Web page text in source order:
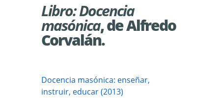
Libro: Docencia
masónica, de Alfredo
Corvalán.
Docencia masónica: enseñar,
instruir, educar (2013)